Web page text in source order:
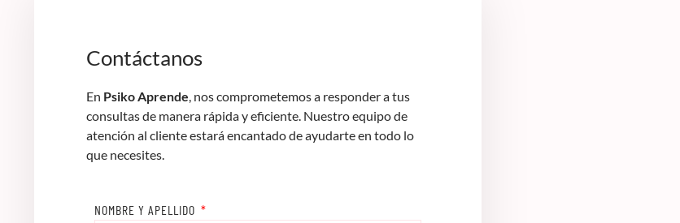
Contáctanos
En Psiko Aprende, nos comprometemos a responder a tus
consultas de manera rápida y eficiente. Nuestro equipo de
atención al cliente estará encantado de ayudarte en todo lo
que necesites.
NOMBRE Y APELLIDO